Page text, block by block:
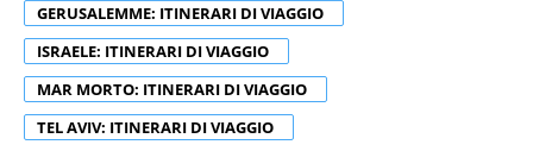
GERUSALEMME: ITINERARI DI VIAGGIO
ISRAELE: ITINERARI DI VIAGGIO
MAR MORTO: ITINERARI DI VIAGGIO
TEL AVIV: ITINERARI DI VIAGGIO